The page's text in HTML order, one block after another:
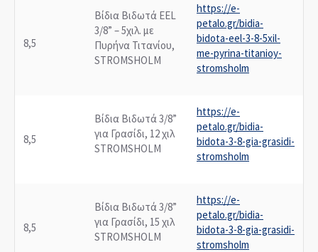
8,5
Βίδια Βιδωτά EEL
3/8” – 5χιλ. με
Πυρήνα Τιτανίου,
STROMSHOLM
https://e-
petalo.gr/bidia-
bidota-eel-3-8-5xil-
me-pyrina-titanioy-
stromsholm
8,5
Βίδια Βιδωτά 3/8”
για Γρασίδι, 12 χιλ
STROMSHOLM
https://e-
petalo.gr/bidia-
bidota-3-8-gia-grasidi-
stromsholm
8,5
Βίδια Βιδωτά 3/8”
για Γρασίδι, 15 χιλ
STROMSHOLM
https://e-
petalo.gr/bidia-
bidota-3-8-gia-grasidi-
stromsholm